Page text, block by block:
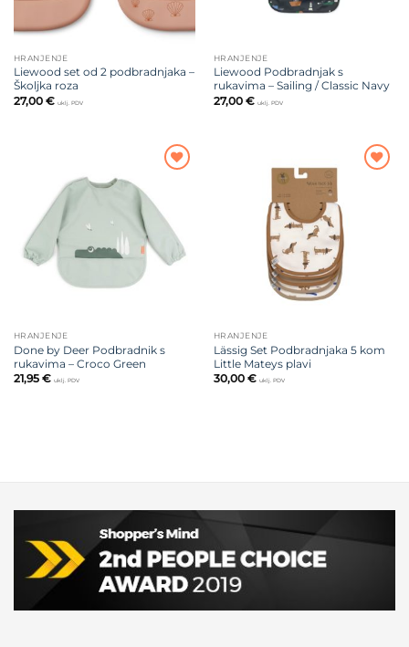
HRANJENJE
Liewood set od 2 podbradnjaka –
Školjka roza
27,00 € uklj. PDV
HRANJENJE
Liewood Podbradnjak s
rukavima – Sailing / Classic Navy
27,00 € uklj. PDV
HRANJENJE
Done by Deer Podbradnik s
rukavima – Croco Green
21,95 € uklj. PDV
HRANJENJE
Lässig Set Podbradnjaka 5 kom
Little Mateys plavi
30,00 € uklj. PDV